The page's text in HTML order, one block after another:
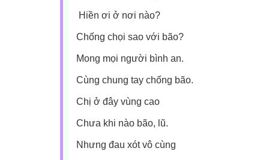
Hiền ơi ở nơi nào?
Chống chọi sao với bão?
Mong mọi người bình an.
Cùng chung tay chống bão.
Chị ở đây vùng cao
Chưa khi nào bão, lũ.
Nhưng đau xót vô cùng